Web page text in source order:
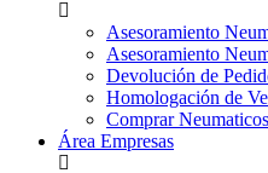
Asesoramiento
Asesoramiento
Devolución de
Homologación de
Comprar
Área Empresas